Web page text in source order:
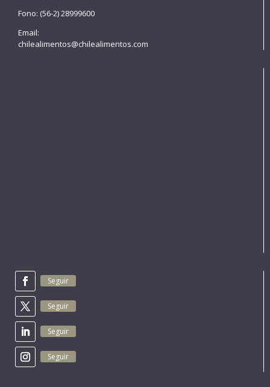
Fono: (56-2) 28999600
Email:
chilealimentos@chilealimentos.com
Seguir
Seguir
Seguir
Seguir